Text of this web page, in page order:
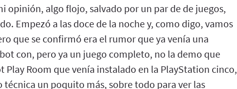
opinión, algo flojo, salvado por un par de de juegos,
Empezó a las doce de la noche y, como digo, vamos
que se confirmó era el rumor que ya venía una
con, pero ya un juego completo, no la demo que
Room que venía instalado en la PlayStation cinco,
un poquito más, sobre todo para ver las